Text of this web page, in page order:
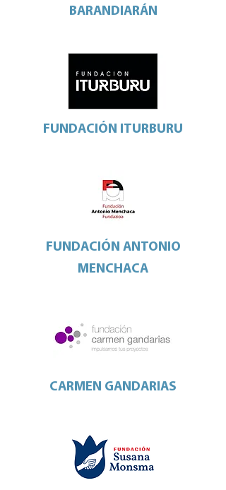
BARANDIARÁN
FUNDACIÓN ITURBURU
FUNDACIÓN ANTONIO
MENCHACA
CARMEN GANDARIAS